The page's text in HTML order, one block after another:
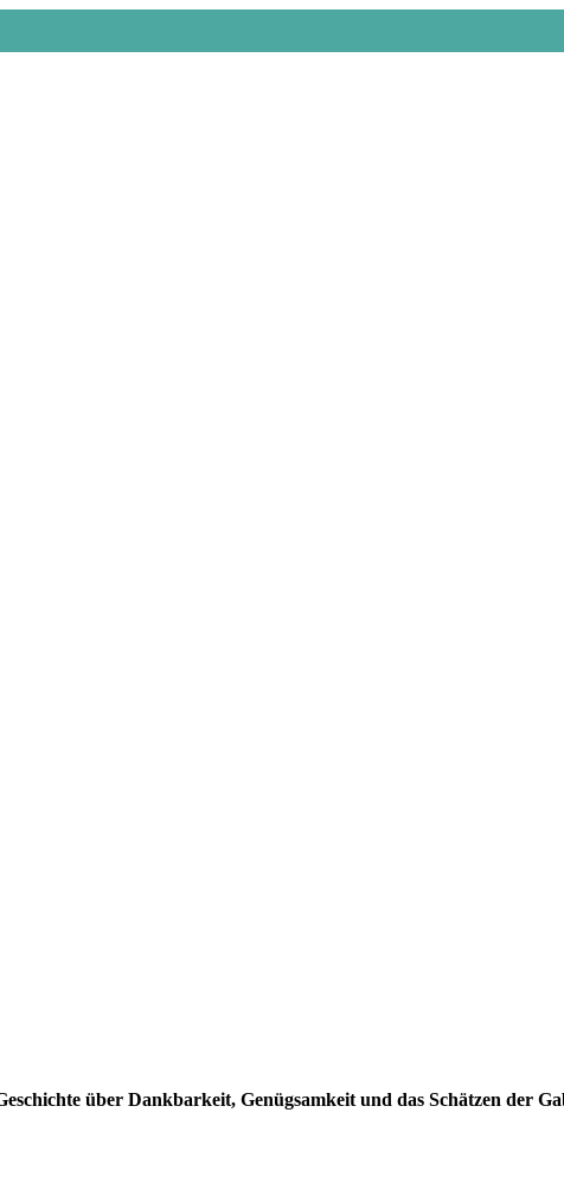
über Dankbarkeit, Genügsamkeit und das Schätzen der